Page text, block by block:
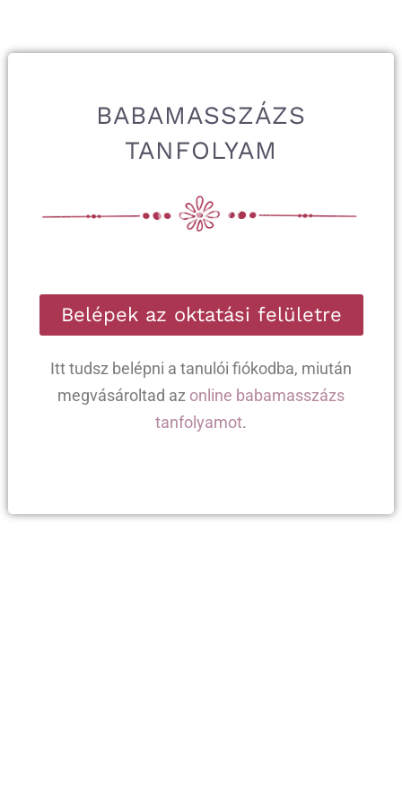
BABAMASSZÁZS
TANFOLYAM
Belépek az oktatási felületre
Itt tudsz belépni a tanulói fiókodba, miután
megvásároltad az online babamasszázs
tanfolyamot.